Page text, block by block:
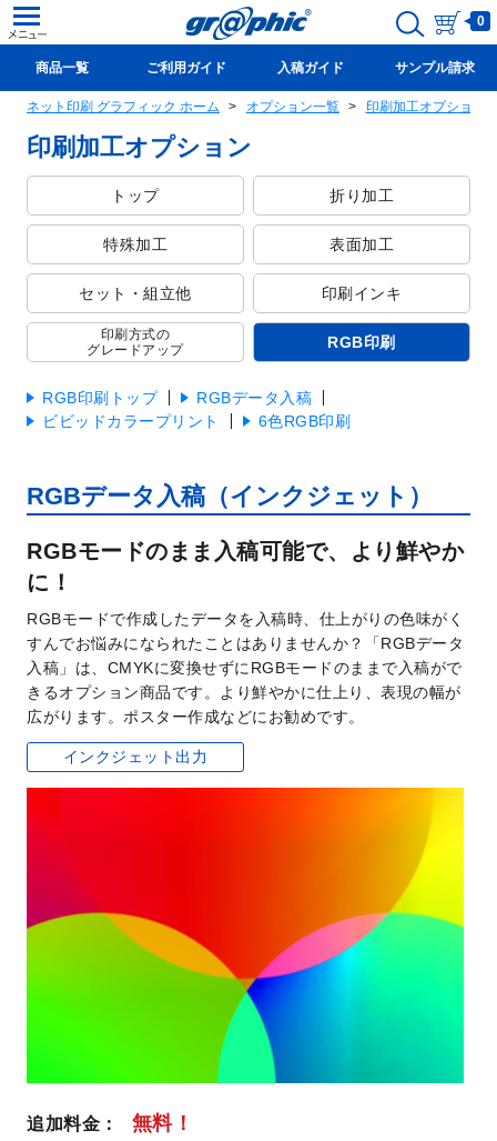
0
商品一覧 ご利用ガイド 入稿ガイド サンプル請求
新規会員登録(無料)
ネット印刷 グラフィック ホーム オプション一覧 印刷加工オプション
印刷加工オプション
トップ 折り加工
特殊加工 表面加工
セット・組立他 印刷インキ
印刷方式の
グレードアップ
RGB印刷
RGB印刷トップ
RGBデータ入稿
ビビッドカラープリント
6色RGB印刷
RGBデータ入稿（インクジェット）
RGBモードのまま入稿可能で、より鮮やか
に！
RGBモードで作成したデータを入稿時、仕上がりの色味がく
すんでお悩みになられたことはありませんか？「RGBデータ
入稿」は、CMYKに変換せずにRGBモードのままで入稿がで
きるオプション商品です。より鮮やかに仕上り、表現の幅が
広がります。ポスター作成などにお勧めです。
インクジェット出力
追加料金： 無料！